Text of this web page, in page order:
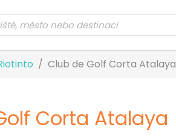
Club de Golf Corta Atalaya
Corta Atalaya